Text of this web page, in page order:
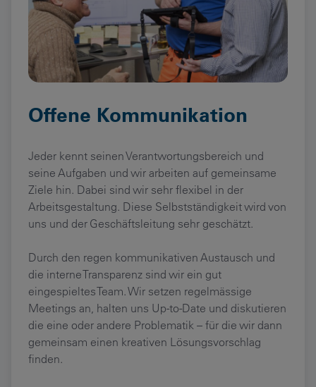
Offene Kommunikation
Jeder kennt seinen Verantwortungsbereich und
seine Aufgaben und wir arbeiten auf gemeinsame
Ziele hin. Dabei sind wir sehr flexibel in der
Arbeitsgestaltung. Diese Selbstständigkeit wird von
uns und der Geschäftsleitung sehr geschätzt.
Durch den regen kommunikativen Austausch und
die interne Transparenz sind wir ein gut
eingespieltes Team. Wir setzen regelmässige
Meetings an, halten uns Up-to-Date und diskutieren
die eine oder andere Problematik – für die wir dann
gemeinsam einen kreativen Lösungsvorschlag
finden.